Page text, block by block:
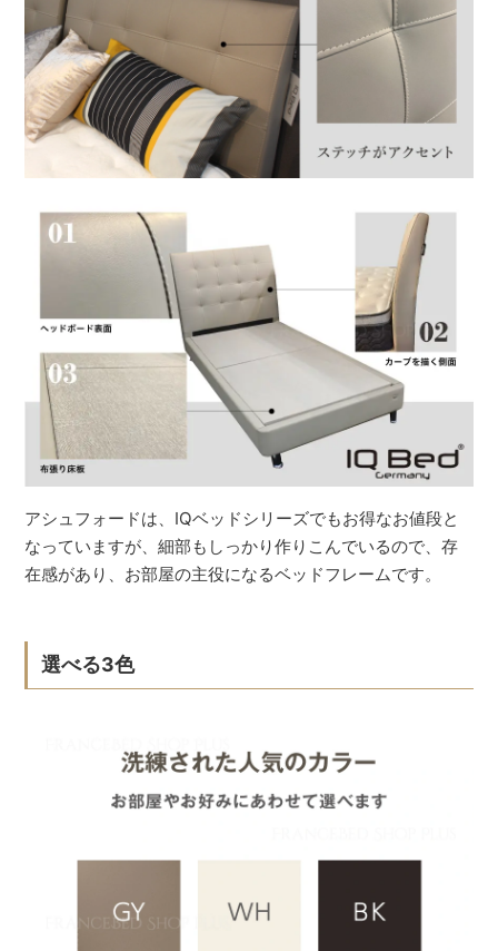
アシュフォードは、IQベッドシリーズでもお得なお値段と
なっていますが、細部もしっかり作りこんでいるので、存
在感があり、お部屋の主役になるベッドフレームです。
選べる3色